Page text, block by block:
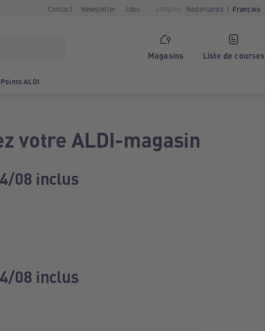
Contact Newsletter Jobs Langue: Nederlands Français
Magasins Liste de courses
Points ALDI
votre ALDI-magasin
08 inclus
08 inclus